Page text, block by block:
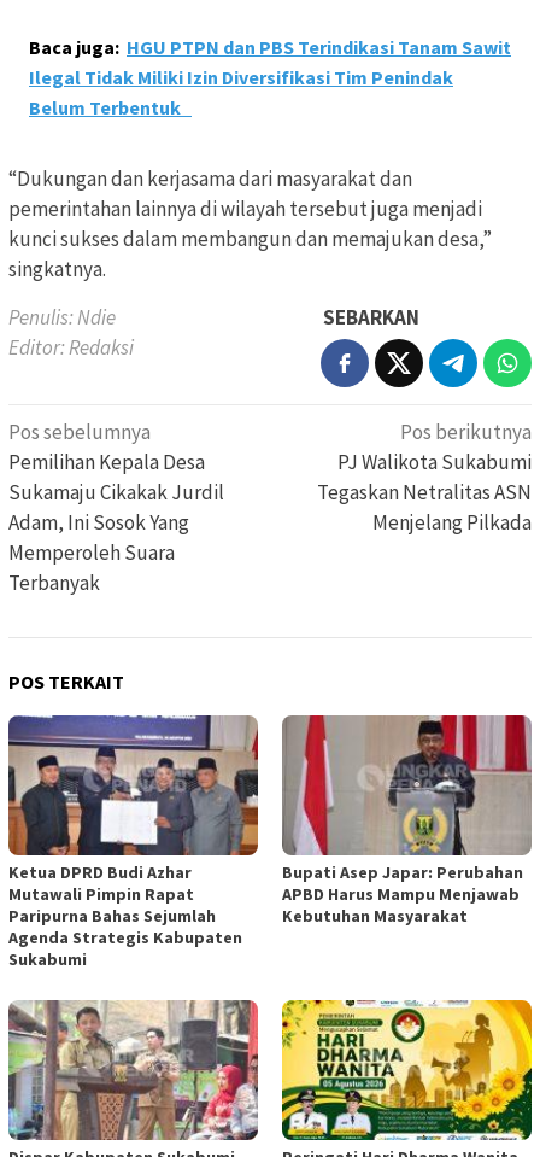
Baca juga: HGU PTPN dan PBS Terindikasi Tanam Sawit
Ilegal Tidak Miliki Izin Diversifikasi Tim Penindak
Belum Terbentuk
“Dukungan dan kerjasama dari masyarakat dan
pemerintahan lainnya di wilayah tersebut juga menjadi
kunci sukses dalam membangun dan memajukan desa,”
singkatnya.
Penulis: Ndie
Editor: Redaksi
SEBARKAN
Navigasi
pos
Pos sebelumnya
Pemilihan Kepala Desa
Sukamaju Cikakak Jurdil
Adam, Ini Sosok Yang
Memperoleh Suara
Terbanyak
Pos berikutnya
PJ Walikota Sukabumi
Tegaskan Netralitas ASN
Menjelang Pilkada
POS TERKAIT
Ketua DPRD Budi Azhar
Mutawali Pimpin Rapat
Paripurna Bahas Sejumlah
Agenda Strategis Kabupaten
Sukabumi
Bupati Asep Japar: Perubahan
APBD Harus Mampu Menjawab
Kebutuhan Masyarakat